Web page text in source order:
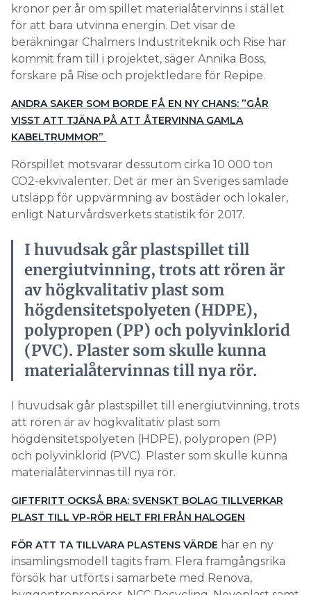
kronor per år om spillet materialåtervinns i stället
för att bara utvinna energin. Det visar de
beräkningar Chalmers Industriteknik och Rise har
kommit fram till i projektet, säger Annika Boss,
forskare på Rise och projektledare för Repipe.
ANDRA SAKER SOM BORDE FÅ EN NY CHANS: ”GÅR
VISST ATT TJÄNA PÅ ATT ÅTERVINNA GAMLA
KABELTRUMMOR”
Rörspillet motsvarar dessutom cirka 10 000 ton
CO2-ekvivalenter. Det är mer än Sveriges samlade
utsläpp för uppvärmning av bostäder och lokaler,
enligt Naturvårdsverkets statistik för 2017.
I huvudsak går plastspillet till
energiutvinning, trots att rören är
av högkvalitativ plast som
högdensitetspolyeten (HDPE),
polypropen (PP) och polyvinklorid
(PVC). Plaster som skulle kunna
materialåtervinnas till nya rör.
I huvudsak går plastspillet till energiutvinning, trots
att rören är av högkvalitativ plast som
högdensitetspolyeten (HDPE), polypropen (PP)
och polyvinklorid (PVC). Plaster som skulle kunna
materialåtervinnas till nya rör.
GIFTFRITT OCKSÅ BRA: SVENSKT BOLAG TILLVERKAR
PLAST TILL VP-RÖR HELT FRI FRÅN HALOGEN
FÖR ATT TA TILLVARA PLASTENS VÄRDE har en ny
insamlingsmodell tagits fram. Flera framgångsrika
försök har utförts i samarbete med Renova,